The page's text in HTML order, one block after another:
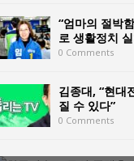
“엄마의 절박
로 생활정치
0 Comments
김종대, “현대
질 수 있다”
0 Comments